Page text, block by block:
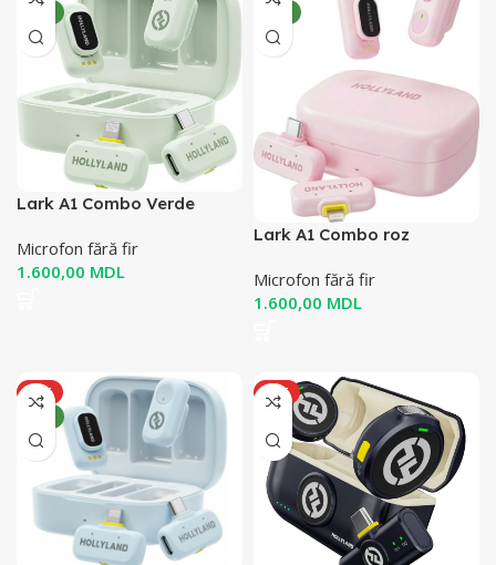
Lark A1 Combo Verde
Microfon fără fir
MDL
Lark A1 Combo roz
Microfon fără fir
MDL
HOT
HOT